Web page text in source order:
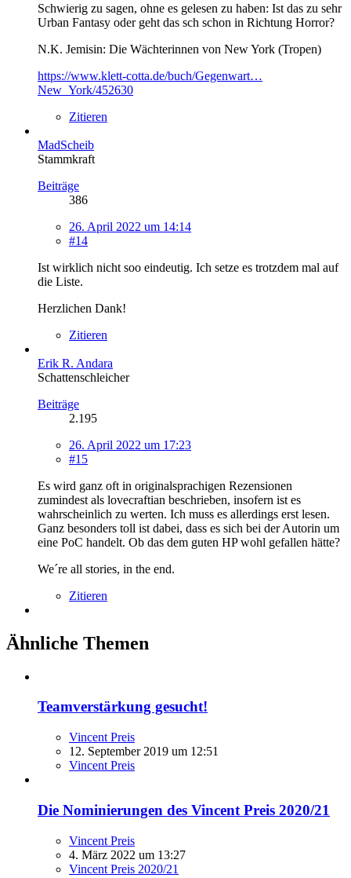
Schwierig zu sagen, ohne es gelesen zu haben: Ist das zu sehr
Urban Fantasy oder geht das sch schon in Richtung Horror?
N.K. Jemisin: Die Wächterinnen von New York (Tropen)
https://www.klett-cotta.de/buch/Gegenwart…
New_York/452630
Zitieren
MadScheib
Stammkraft
Beiträge
386
26. April 2022 um 14:14
#14
Ist wirklich nicht soo eindeutig. Ich setze es trotzdem mal auf
die Liste.
Herzlichen Dank!
Zitieren
Erik R. Andara
Schattenschleicher
Beiträge
2.195
26. April 2022 um 17:23
#15
Es wird ganz oft in originalsprachigen Rezensionen
zumindest als lovecraftian beschrieben, insofern ist es
wahrscheinlich zu werten. Ich muss es allerdings erst lesen.
Ganz besonders toll ist dabei, dass es sich bei der Autorin um
eine PoC handelt. Ob das dem guten HP wohl gefallen hätte?
We´re all stories, in the end.
Zitieren
Ähnliche Themen
Teamverstärkung gesucht!
Vincent Preis
12. September 2019 um 12:51
Vincent Preis
Die Nominierungen des Vincent Preis 2020/21
Vincent Preis
4. März 2022 um 13:27
Vincent Preis 2020/21